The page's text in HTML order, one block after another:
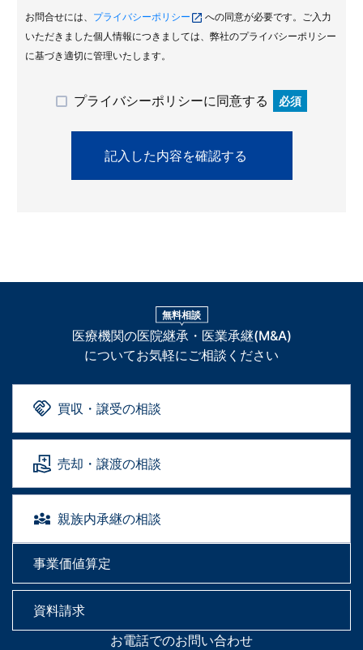
お問合せには、 プライバシーポリシー
への同意が必要です。ご入力
いただきました個人情報につきましては、弊社のプライバシーポリシー
に基づき適切に管理いたします。
プライバシーポリシーに同意する 必須
無料相談
医療機関の医院継承・医業承継(M&A)
についてお気軽にご相談ください
買収・譲受の相談
売却・譲渡の相談
親族内承継の相談
事業価値算定
資料請求
お電話でのお問い合わせ